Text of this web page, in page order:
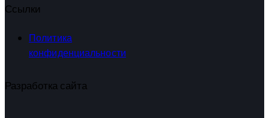
Ссылки
Политика
конфиденциальности
Разработка сайта